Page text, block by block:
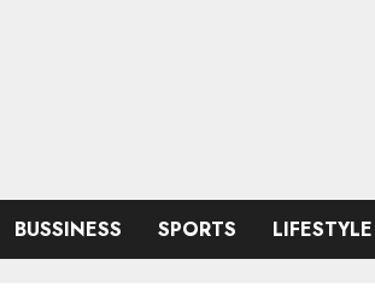
BUSSINESS SPORTS LIFESTYLE